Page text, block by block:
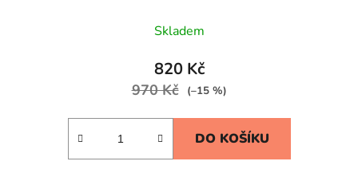
Skladem
820 Kč
970 Kč (–15 %)
DO KOŠÍKU